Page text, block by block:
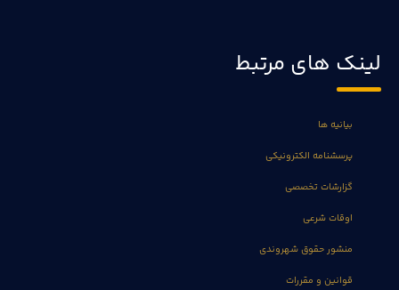
لینک های مرتبط
بیانیه ها
پرسشنامه الکترونیکی
گزارشات تخصصی
اوقات شرعی
منشور حقوق شهروندی
قوانین و مقررات